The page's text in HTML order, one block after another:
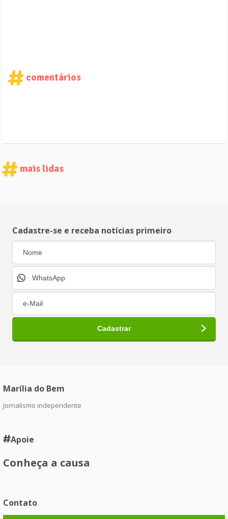
comentários
mais lidas
Cadastre-se e receba notícias primeiro
Marília do Bem
Jornalismo independente
Apoie
Conheça a causa
Contato